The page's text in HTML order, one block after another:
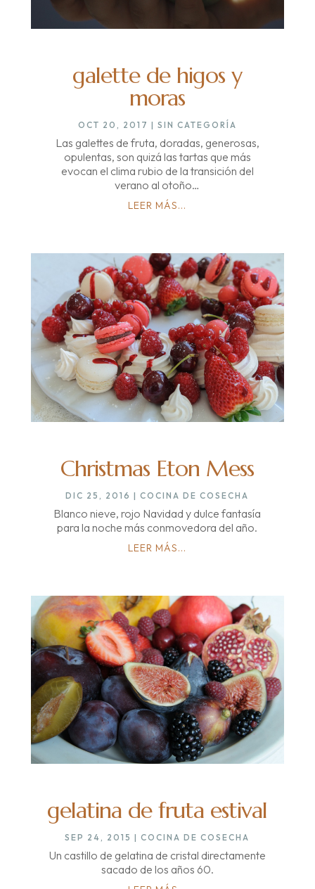
galette de higos y
moras
OCT 20, 2017 | SIN CATEGORÍA
Las galettes de fruta, doradas, generosas,
opulentas, son quizá las tartas que más
evocan el clima rubio de la transición del
verano al otoño…
LEER MÁS...
Christmas Eton Mess
DIC 25, 2016 |COCINA DE COSECHA
Blanco nieve, rojo Navidad y dulce fantasía
para la noche más conmovedora del año.
LEER MÁS...
gelatina de fruta estival
SEP 24, 2015 |COCINA DE COSECHA
Un castillo de gelatina de cristal directamente
sacado de los años 60.